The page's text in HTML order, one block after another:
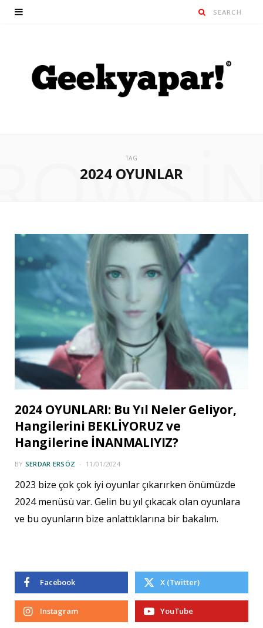
TAG
2024 OYUNLAR
2024 OYUNLARI: Bu Yıl Neler Geliyor,
Hangilerini BEKLİYORUZ ve
Hangilerine İNANMALIYIZ?
BY SERDAR ERSÖZ 11/01/2024
2023 bize çok çok iyi oyunlar çıkarırken önümüzde
2024 menüsü var. Gelin bu yıl çıkacak olan oyunlara
ve bu oyunların bize anlattıklarına bir bakalım.
Facebook X (Twitter)
Instagram YouTube